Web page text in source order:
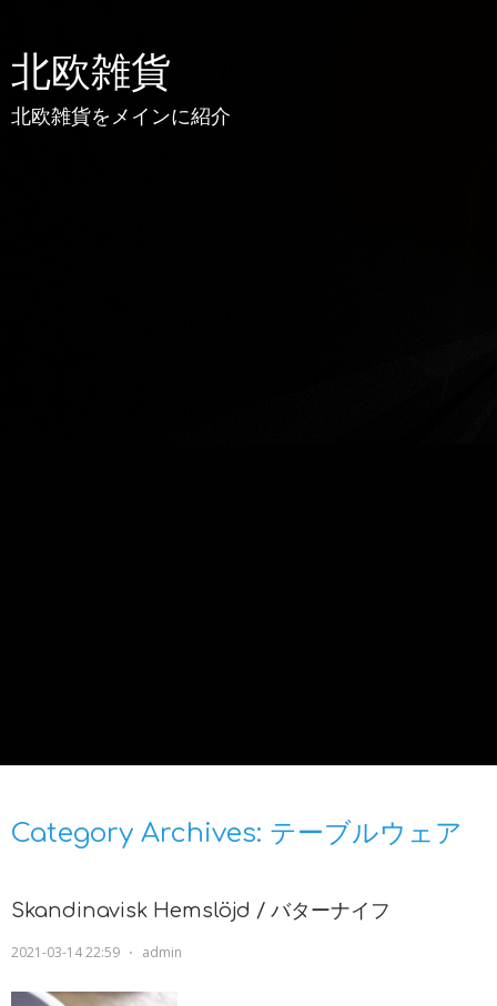
北欧雑貨
北欧雑貨をメインに紹介
Category Archives: テーブルウェア
Skandinavisk Hemslöjd / バターナイフ
2021-03-14 22:59 ⋅ admin